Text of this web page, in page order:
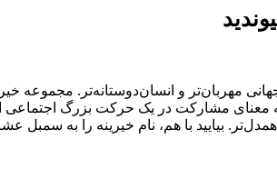
و انسان‌دوستانه‌تر. مجموعه
به معنای مشارکت در یک حرکت بزرگ
بیایید با هم، نام خیرینه را به سمبل